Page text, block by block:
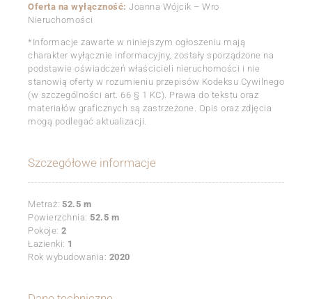
Oferta na wyłączność: Joanna Wójcik – Wro
Nieruchomości
*Informacje zawarte w niniejszym ogłoszeniu mają
charakter wyłącznie informacyjny, zostały sporządzone na
podstawie oświadczeń właścicieli nieruchomości i nie
stanowią oferty w rozumieniu przepisów Kodeksu Cywilnego
(w szczególności art. 66 § 1 KC). Prawa do tekstu oraz
materiałów graficznych są zastrzeżone. Opis oraz zdjęcia
mogą podlegać aktualizacji.
Szczegółowe informacje
Metraż: 52.5 m
Powierzchnia: 52.5 m
Pokoje: 2
Łazienki: 1
Rok wybudowania: 2020